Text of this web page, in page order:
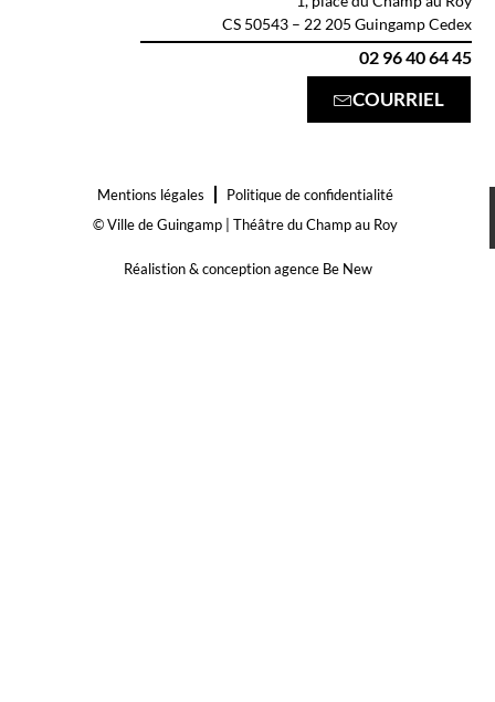
CS 50543 – 22 205 Guingamp Cedex
02 96 40 64 45
COURRIEL
Mentions légales
Politique de confidentialité
© Ville de Guingamp | Théâtre du Champ au Roy
Réalistion & conception agence Be New